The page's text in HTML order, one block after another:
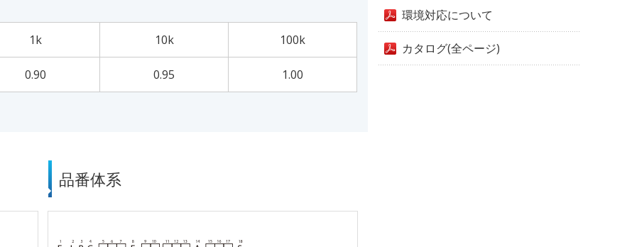
1k 10k 100k
0.90 0.95 1.00
品番体系
環境対応について
カタログ(全ページ)